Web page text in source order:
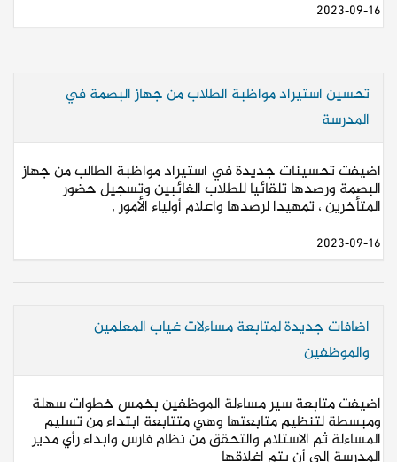
2023-09-16
تحسين استيراد مواظبة الطلاب من جهاز البصمة في
المدرسة
اضيفت تحسينات جديدة في استيراد مواظبة الطالب من جهاز
البصمة ورصدها تلقائيا للطلاب الغائبين وتسجيل حضور
المتأخرين ، تمهيدا لرصدها واعلام أولياء الأمور ,
2023-09-16
اضافات جديدة لمتابعة مساءلات غياب المعلمين
والموظفين
اضيفت متابعة سير مساءلة الموظفين بخمس خطوات سهلة
ومبسطة لتنظيم متابعتها وهي متتابعة ابتداء من تسليم
المساءلة ثم الاستلام والتحقق من نظام فارس وابداء رأي مدير